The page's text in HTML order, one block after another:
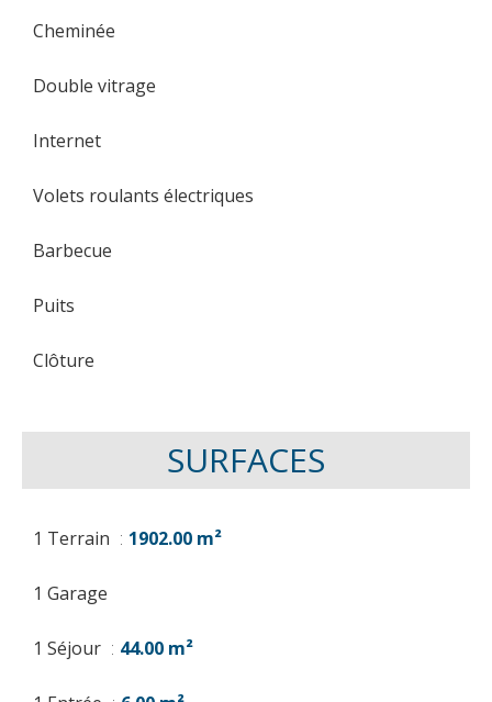
Cheminée
Double vitrage
Internet
Volets roulants électriques
Barbecue
Puits
Clôture
SURFACES
1 Terrain 1902.00 m²
1 Garage
1 Séjour 44.00 m²